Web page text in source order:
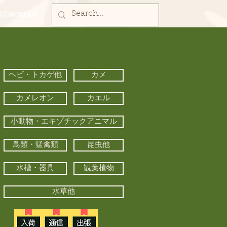
ヘビ・トカゲ他 カメ
カメレオン カエル
小動物・エキゾチックアニマル
鳥類・猛禽類 昆虫他
水槽・器具 観葉植物
水草他